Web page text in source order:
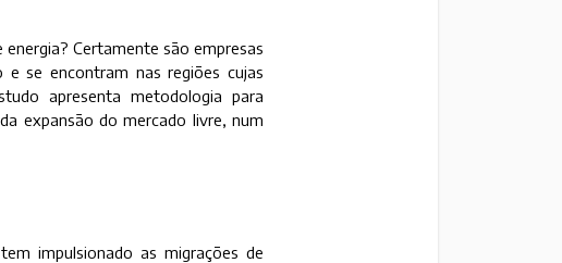
Certamente são empresas
se encontram nas regiões cujas
apresenta metodologia para
expansão do mercado livre, num
impulsionado as migrações de